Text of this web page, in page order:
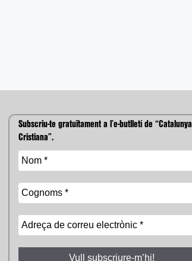
Subscriu-te gratuïtament a l’e-butlletí de “Catalunya
Cristiana”.